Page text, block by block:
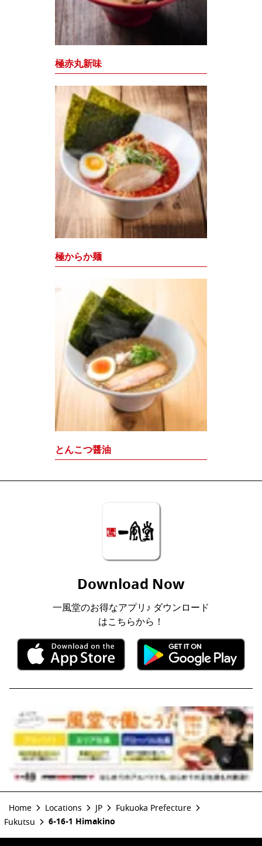
極赤丸新味
極からか麺
とんこつ醤油
Download Now
一風堂のお得なアプリ♪ ダウンロード
はこちらから！
Home Locations JP
Fukuoka Prefecture
Fukutsu
6-16-1 Himakino